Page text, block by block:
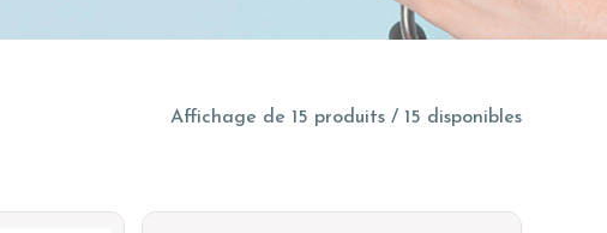
Affichage de 15 produits / 15 disponibles